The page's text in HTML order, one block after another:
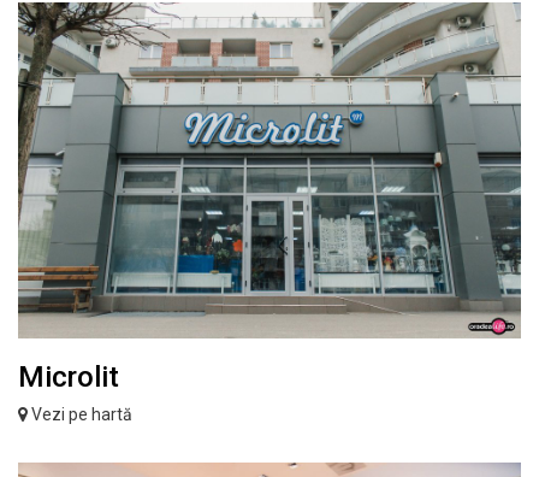
Microlit
Vezi pe hartă